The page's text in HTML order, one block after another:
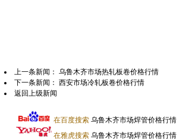
上一条新闻： 乌鲁木齐市场热轧板卷价格行情
下一条新闻： 西安市场冷轧板卷价格行情
返回上级新闻
在百度搜索乌鲁木齐市场焊管价格行情
在雅虎搜索乌鲁木齐市场焊管价格行情